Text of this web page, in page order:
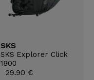
SKS
SKS Explorer Click
1800
29.90 €